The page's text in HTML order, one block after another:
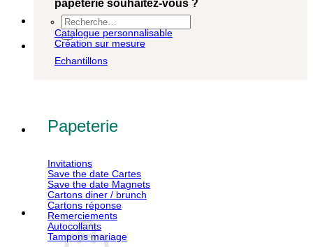
Recherche
pour :
papeterie souhaitez-vous ?
Catalogue personnalisable
Création sur mesure
Echantillons
Papeterie
Invitations
Save the date Cartes
Save the date Magnets
Cartons diner / brunch
Cartons réponse
Remerciements
Autocollants
Tampons mariage